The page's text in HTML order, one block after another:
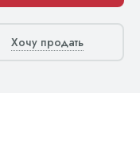
Хочу продать